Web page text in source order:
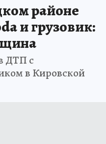
районе
и грузовик:
ДТП с
в Кировской